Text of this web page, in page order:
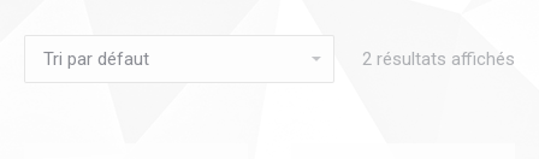
2 résultats affichés